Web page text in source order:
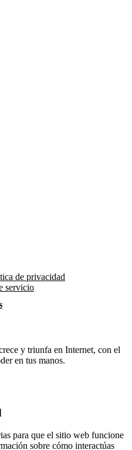
de privacidad
servicio
y triunfa en Internet, con el
en tus manos.
para que el sitio web funcione
sobre cómo interactúas